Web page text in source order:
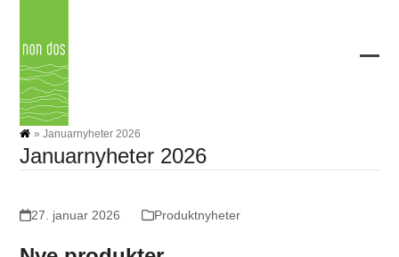
content
»Januarnyheter 2026
Januarnyheter 2026
27. januar 2026 Produktnyheter